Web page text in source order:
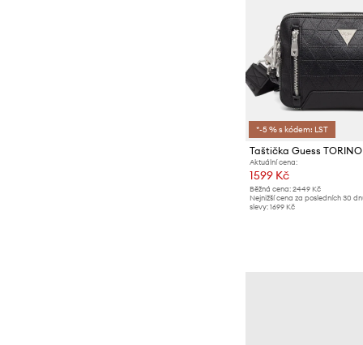
*-5 % s kódem: LST
Taštička Guess TORINO
Aktuální cena:
1599 Kč
Běžná cena: 2449 Kč
Nejnižší cena za posledních 30
slevy: 1699 Kč